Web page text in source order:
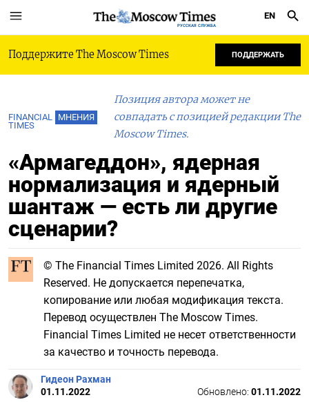
РУССКАЯ СЛУЖБА
EN
Поддержите The Moscow Times ПОДДЕРЖАТЬ
FINANCIAL
TIMES
МНЕНИЯ
Позиция автора может не
совпадать с позицией редакции The
Moscow Times.
«Армагеддон», ядерная
нормализация и ядерный
шантаж — есть ли другие
сценарии?
© The Financial Times Limited 2026. All Rights
Reserved. Не допускается перепечатка,
копирование или любая модификация текста.
Перевод осуществлен The Moscow Times.
Financial Times Limited не несет ответственности
за качество и точность перевода.
Гидеон Рахман
01.11.2022
Обновлено: 01.11.2022